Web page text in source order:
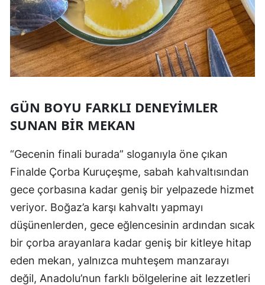
GÜN BOYU FARKLI DENEYIMLER
SUNAN BIR MEKAN
“Gecenin finali burada” sloganıyla öne çıkan
Finalde Çorba Kuruçeşme, sabah kahvaltısından
gece çorbasına kadar geniş bir yelpazede hizmet
veriyor. Boğaz’a karşı kahvaltı yapmayı
düşünenlerden, gece eğlencesinin ardından sıcak
bir çorba arayanlara kadar geniş bir kitleye hitap
eden mekan, yalnızca muhteşem manzarayı
değil, Anadolu’nun farklı bölgelerine ait lezzetleri